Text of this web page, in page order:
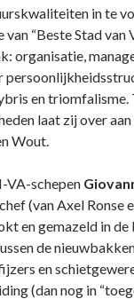
in te
“Beste Stad van
organisatie,
en triomfalisme.
laat zij over
Wout.
VA-schepen
(van Axel Ronse
en gemazeld in
de
en
(dan nog in